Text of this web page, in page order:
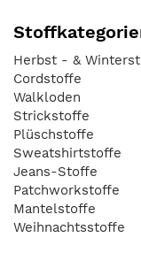
Herbst - &
Cordstoffe
Walkloden
Strickstoffe
Plüschstoffe
Sweatshirtstoffe
Jeans-Stoffe
Patchworkstoffe
Mantelstoffe
Weihnachtsstoffe